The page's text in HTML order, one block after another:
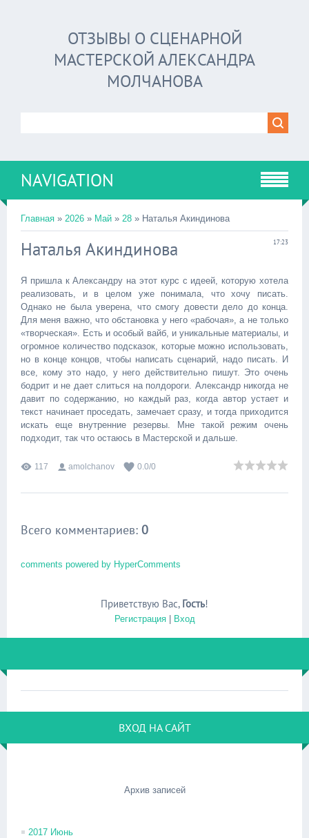
ОТЗЫВЫ О СЦЕНАРНОЙ
МАСТЕРСКОЙ АЛЕКСАНДРА
МОЛЧАНОВА
NAVIGATION
Главная » 2026 » Май » 28 » Наталья Акиндинова
17:23
Наталья Акиндинова
Я пришла к Александру на этот курс с идеей, которую хотела
реализовать, и в целом уже понимала, что хочу писать.
Однако не была уверена, что смогу довести дело до конца.
Для меня важно, что обстановка у него «рабочая», а не только
«творческая». Есть и особый вайб, и уникальные материалы, и
огромное количество подсказок, которые можно использовать,
но в конце концов, чтобы написать сценарий, надо писать. И
все, кому это надо, у него действительно пишут. Это очень
бодрит и не дает слиться на полдороги. Александр никогда не
давит по содержанию, но каждый раз, когда автор устает и
текст начинает проседать, замечает сразу, и тогда приходится
искать еще внутренние резервы. Мне такой режим очень
подходит, так что остаюсь в Мастерской и дальше.
117 amolchanov 0.0/0
Всего комментариев: 0
comments powered by HyperComments
Приветствую Вас, Гость!
Регистрация| Вход
ВХОД НА САЙТ
Архив записей
2017 Июнь